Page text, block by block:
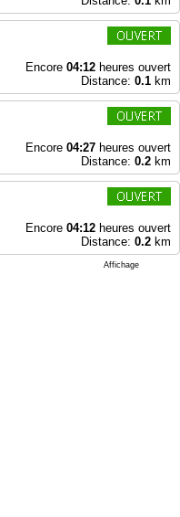
Encore 04:12heures ouvert
Distance: 0.1km
Encore 04:27heures ouvert
Distance: 0.2km
Encore 04:12heures ouvert
Distance: 0.2km
Affichage